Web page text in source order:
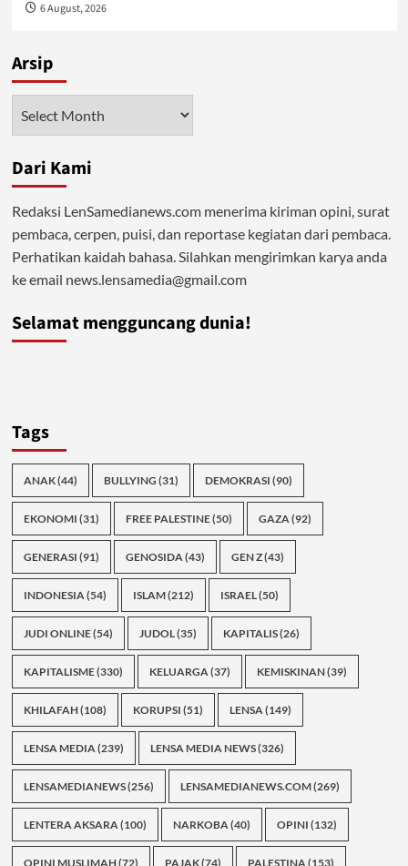
6 August, 2026
Arsip
Dari Kami
Redaksi LenSamedianews.com menerima kiriman opini, surat
pembaca, cerpen, puisi, dan reportase kegiatan dari pembaca.
Perhatikan kaidah bahasa. Silahkan mengirimkan karya anda
ke email news.lensamedia@gmail.com
Selamat mengguncang dunia!
Tags
ANAK(44) BULLYING (31) DEMOKRASI (90)
EKONOMI (31) FREE PALESTINE(50) GAZA(92)
GENERASI (91) GENOSIDA(43) GEN Z(43)
INDONESIA(54) ISLAM(212) ISRAEL(50)
JUDI ONLINE(54) JUDOL(35) KAPITALIS(26)
KAPITALISME(330) KELUARGA(37) KEMISKINAN(39)
KHILAFAH(108) KORUPSI (51) LENSA(149)
LENSA MEDIA(239) LENSA MEDIA NEWS(326)
LENSAMEDIANEWS(256) LENSAMEDIANEWS.COM(269)
LENTERA AKSARA(100) NARKOBA(40) OPINI (132)
OPINI MUSLIMAH(72) PAJAK(74) PALESTINA (153)